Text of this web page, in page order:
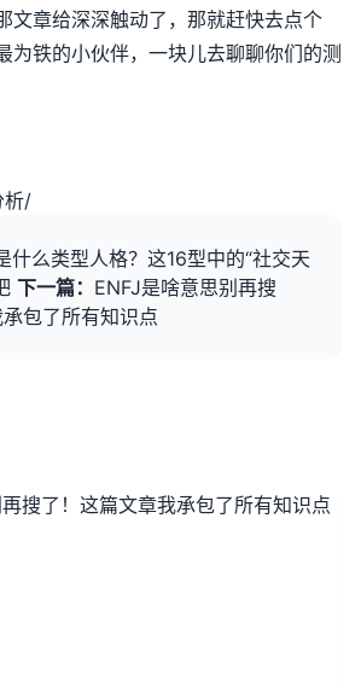
文章给深深触动了，那就赶快去点个
为铁的小伙伴，一块儿去聊聊你们的测
析/
什么类型人格？这16型中的“社交天
下一篇： ENFJ是啥意思别再搜
包了所有知识点